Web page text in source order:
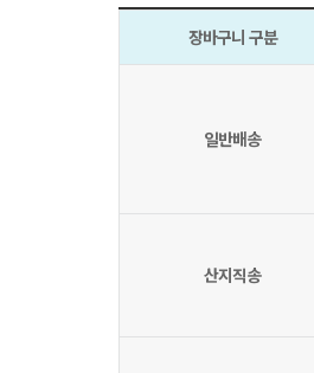
장바구니 구분
일반배송
산지직송